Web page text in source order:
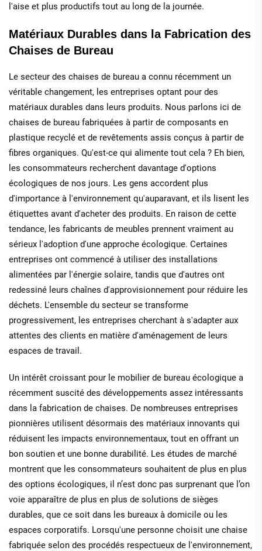
l'aise et plus productifs tout au long de la journée.
Matériaux Durables dans la Fabrication des
Chaises de Bureau
Le secteur des chaises de bureau a connu récemment un
véritable changement, les entreprises optant pour des
matériaux durables dans leurs produits. Nous parlons ici de
chaises de bureau fabriquées à partir de composants en
plastique recyclé et de revêtements assis conçus à partir de
fibres organiques. Qu'est-ce qui alimente tout cela ? Eh bien,
les consommateurs recherchent davantage d'options
écologiques de nos jours. Les gens accordent plus
d'importance à l'environnement qu'auparavant, et ils lisent les
étiquettes avant d'acheter des produits. En raison de cette
tendance, les fabricants de meubles prennent vraiment au
sérieux l'adoption d'une approche écologique. Certaines
entreprises ont commencé à utiliser des installations
alimentées par l'énergie solaire, tandis que d'autres ont
redessiné leurs chaînes d'approvisionnement pour réduire les
déchets. L'ensemble du secteur se transforme
progressivement, les entreprises cherchant à s'adapter aux
attentes des clients en matière d'aménagement de leurs
espaces de travail.
Un intérêt croissant pour le mobilier de bureau écologique a
récemment suscité des développements assez intéressants
dans la fabrication de chaises. De nombreuses entreprises
pionnières utilisent désormais des matériaux innovants qui
réduisent les impacts environnementaux, tout en offrant un
bon soutien et une bonne durabilité. Les études de marché
montrent que les consommateurs souhaitent de plus en plus
des options écologiques, il n’est donc pas surprenant que l’on
voie apparaître de plus en plus de solutions de sièges
durables, que ce soit dans les bureaux à domicile ou les
espaces corporatifs. Lorsqu'une personne choisit une chaise
fabriquée selon des procédés respectueux de l'environnement,